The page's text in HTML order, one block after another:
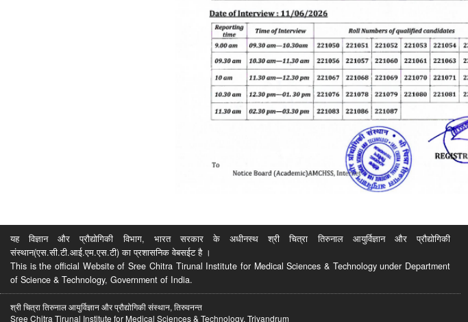
यह विज्ञान और प्रौद्योगिकी विभाग, भारत सरकार के अधीनस्थ श्री चित्रा तिरुनाल आयुर्विज्ञान और प्रौद्योगिकी
संस्थान(एस.सी.टी.आई.एम.एस.टी) का प्रशासनिक वेबसईट है ।
This is the official Website of Sree Chitra Tirunal Institute for Medical Sciences & Technology under Department
of Science & Technology, Government of India.
श्री चित्रा तिरुनाल आयुर्विज्ञान और प्रौद्योगिकी संस्थान, तिरुवनन्त
Sree Chitra Tirunal Institute for Medical Sciences & Technology, Trivandrum